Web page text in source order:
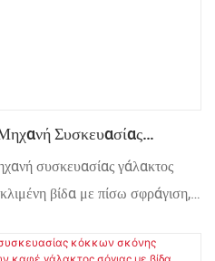
Συσκευασίας
Με Κεκλιμένη Βίδα Με
Άμυλο Καλαμποκιού,
Άχνη, Βρεφική Σκόνη
συσκευασίας γάλακτος
βίδα με πίσω σφράγιση,
βρεφική σκόνη